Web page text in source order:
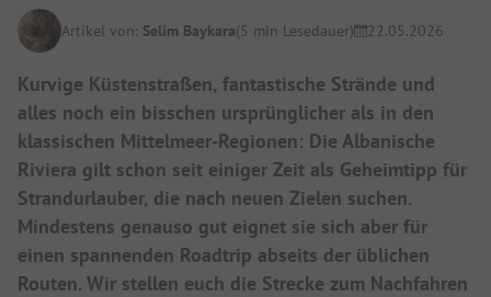
Artikel von: Selim Baykara(5 min Lesedauer) 22.05.2026
Kurvige Küstenstraßen, fantastische Strände und
alles noch ein bisschen ursprünglicher als in den
klassischen Mittelmeer-Regionen: Die Albanische
Riviera gilt schon seit einiger Zeit als Geheimtipp für
Strandurlauber, die nach neuen Zielen suchen.
Mindestens genauso gut eignet sie sich aber für
einen spannenden Roadtrip abseits der üblichen
Routen. Wir stellen euch die Strecke zum Nachfahren